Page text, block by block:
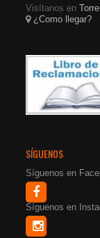
Visítanos en
¿Como llegar?
SÍGUENOS
Síguenos en
Síguenos en